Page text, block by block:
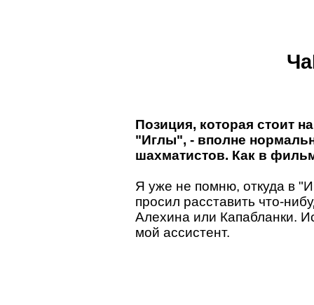
Позиция, которая стоит
"Иглы", - вполне
шахматистов. Как в
Я уже не помню, откуда в
просил расставить что-
Алехина или Капабланки.
мой ассистент.